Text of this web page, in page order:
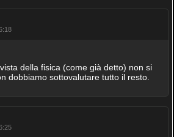
della fisica (come già detto) non si
dobbiamo sottovalutare tutto il resto.